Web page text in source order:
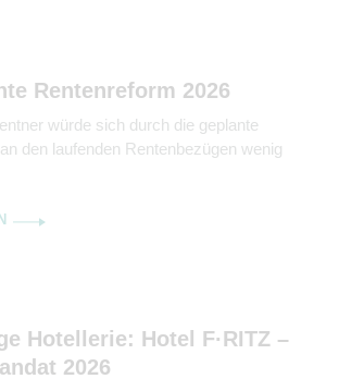
Rentenreform 2026
würde sich durch die geplante
den laufenden Rentenbezügen wenig
Hotellerie: Hotel F·RITZ –
2026